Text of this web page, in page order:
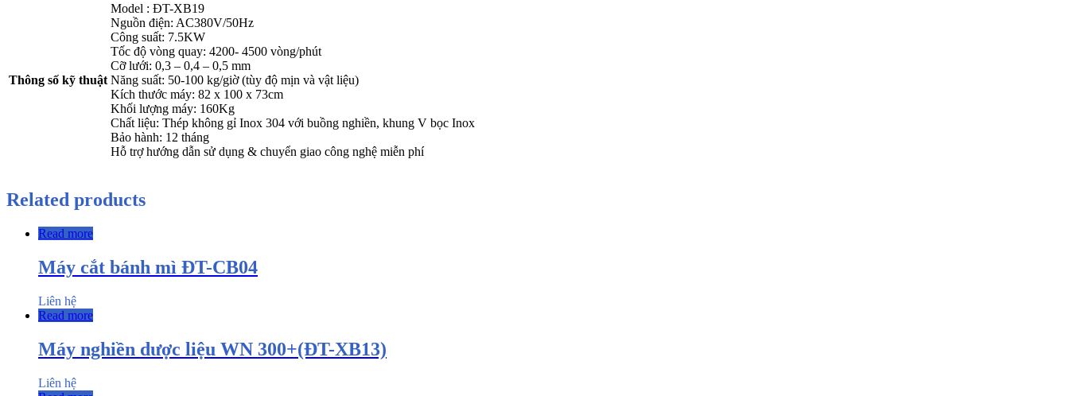
Thông số kỹ thuật
Model : ĐT-XB19
Nguồn điện: AC380V/50Hz
Công suất: 7.5KW
Tốc độ vòng quay: 4200- 4500 vòng/phút
Cỡ lưới: 0,3 – 0,4 – 0,5 mm
Năng suất: 50-100 kg/giờ (tùy độ mịn và vật liệu)
Kích thước máy: 82 x 100 x 73cm
Khối lượng máy: 160Kg
Chất liệu: Thép không gỉ Inox 304 với buồng nghiền, khung V bọc Inox
Bảo hành: 12 tháng
Hỗ trợ hướng dẫn sử dụng & chuyển giao công nghệ miễn phí
Related products
Read more
Máy cắt bánh mì ĐT-CB04
Liên hệ
Read more
Máy nghiền dược liệu WN 300+(ĐT-XB13)
Liên hệ